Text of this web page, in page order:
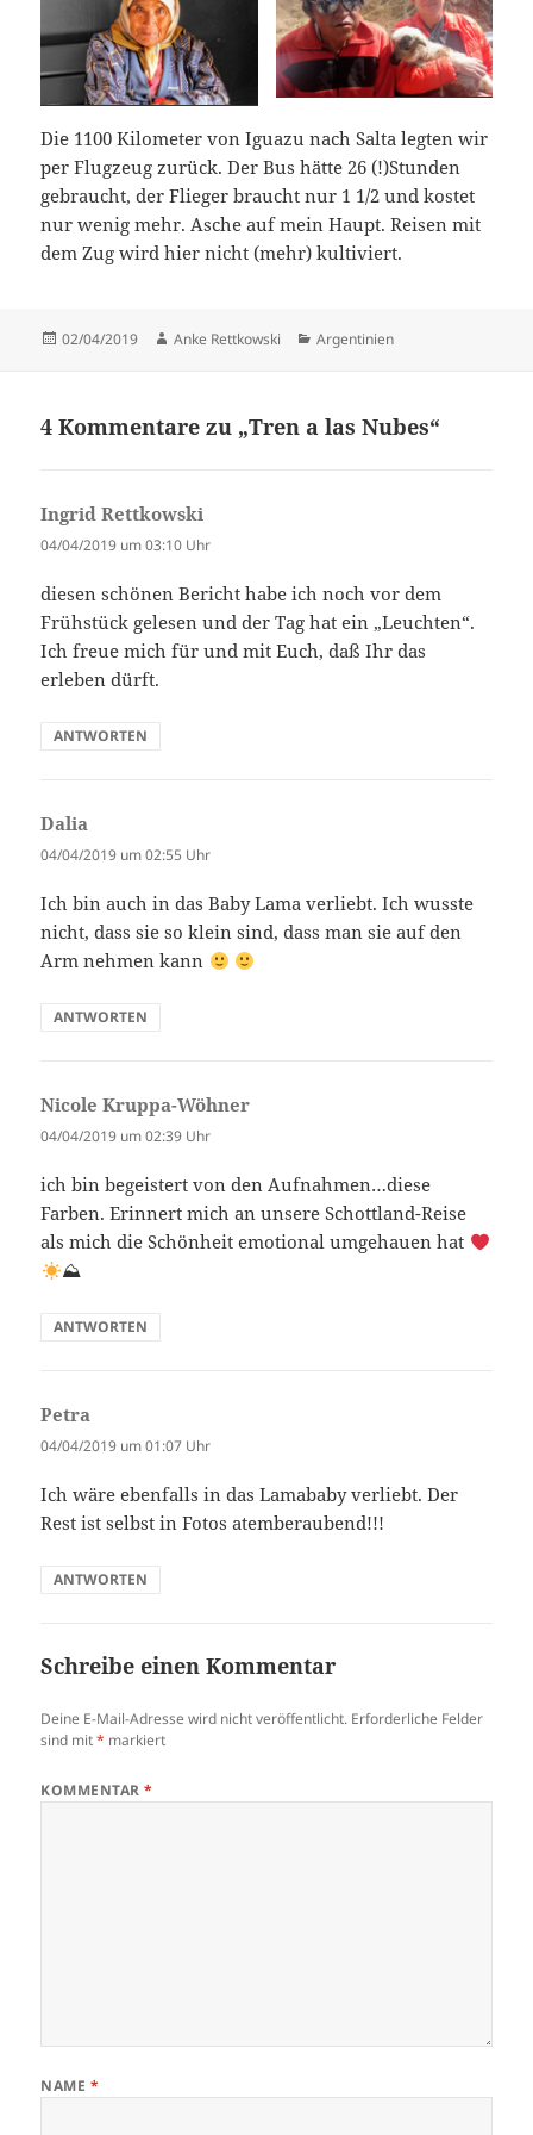
Die 1100 Kilometer von Iguazu nach Salta legten wir
per Flugzeug zurück. Der Bus hätte 26 (!)Stunden
gebraucht, der Flieger braucht nur 1 1/2 und kostet
nur wenig mehr. Asche auf mein Haupt. Reisen mit
dem Zug wird hier nicht (mehr) kultiviert.
Veröffentlicht
02/04/2019 Autor
Anke Rettkowski Kategorien
Argentinien
4 Kommentare zu „Tren a las Nubes“
Ingrid Rettkowski
04/04/2019 um 03:10 Uhr
diesen schönen Bericht habe ich noch vor dem
Frühstück gelesen und der Tag hat ein „Leuchten“.
Ich freue mich für und mit Euch, daß Ihr das
erleben dürft.
ANTWORTEN
Dalia
04/04/2019 um 02:55 Uhr
Ich bin auch in das Baby Lama verliebt. Ich wusste
nicht, dass sie so klein sind, dass man sie auf den
Arm nehmen kann
ANTWORTEN
Nicole Kruppa-Wöhner
04/04/2019 um 02:39 Uhr
ich bin begeistert von den Aufnahmen…diese
Farben. Erinnert mich an unsere Schottland-Reise
als mich die Schönheit emotional umgehauen hat
⛰
ANTWORTEN
Petra
04/04/2019 um 01:07 Uhr
Ich wäre ebenfalls in das Lamababy verliebt. Der
Rest ist selbst in Fotos atemberaubend!!!
ANTWORTEN
Schreibe einen Kommentar
Deine E-Mail-Adresse wird nicht veröffentlicht. Erforderliche Felder
sind mit* markiert
KOMMENTAR*
NAME *